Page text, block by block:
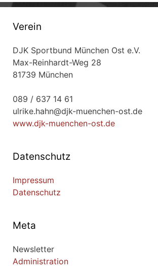
Verein
DJK Sportbund München Ost e.V.
Max-Reinhardt-Weg 28
81739 München
089 / 637 14 61
ulrike.hahn@djk-muenchen-ost.de
www.djk-muenchen-ost.de
Datenschutz
Impressum
Datenschutz
Meta
Newsletter
Administration